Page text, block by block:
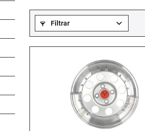
Filtrar